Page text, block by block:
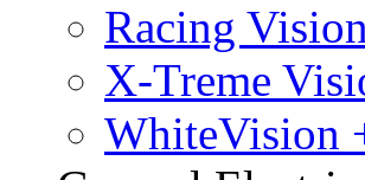
Racing
X-Treme
WhiteVision